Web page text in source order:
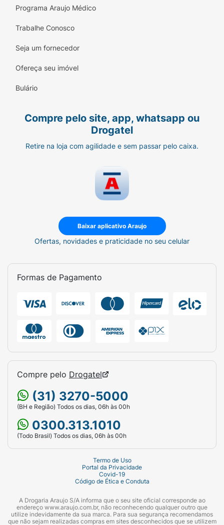
Programa Araujo Médico
Trabalhe Conosco
Seja um fornecedor
Ofereça seu imóvel
Bulário
Compre pelo site, app, whatsapp ou
Drogatel
Retire na loja com agilidade e sem passar pelo caixa.
Baixar aplicativo Araujo
Ofertas, novidades e praticidade no seu celular
Formas de Pagamento
Compre pelo Drogatel
(31) 3270-5000
(BH e Região) Todos os dias, 06h às 00h
0300.313.1010
(Todo Brasil) Todos os dias, 06h às 00h
Termo de Uso
Portal da Privacidade
Covid-19
Código de Ética e Conduta
A Drogaria Araujo S/A informa que o seu site oficial corresponde ao
endereço www.araujo.com.br, não reconhecendo qualquer outro que
utilize indevidamente da sua marca. Para sua segurança recomendamos
que não sejam realizadas compras em sites desconhecidos que se utilizem